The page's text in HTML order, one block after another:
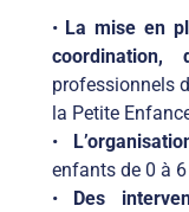
• La mise en
professionnels
la Petite
•
enfants de 0 à
• Des